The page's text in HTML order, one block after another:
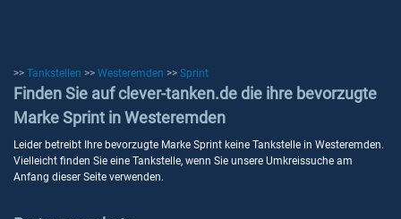
>> Tankstellen >> Westeremden >> Sprint
Finden Sie auf clever-tanken.de die ihre bevorzugte
Marke Sprint in Westeremden
Leider betreibt Ihre bevorzugte Marke Sprint keine Tankstelle in Westeremden.
Vielleicht finden Sie eine Tankstelle, wenn Sie unsere Umkreissuche am
Anfang dieser Seite verwenden.